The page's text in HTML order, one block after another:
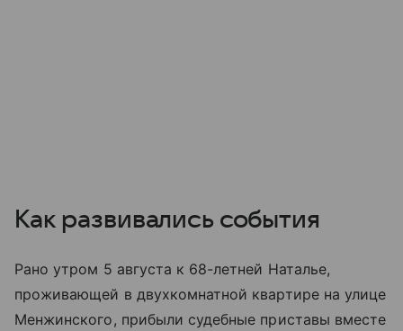
Как развивались события
Рано утром 5 августа к 68-летней Наталье,
проживающей в двухкомнатной квартире на улице
Менжинского, прибыли судебные приставы вместе